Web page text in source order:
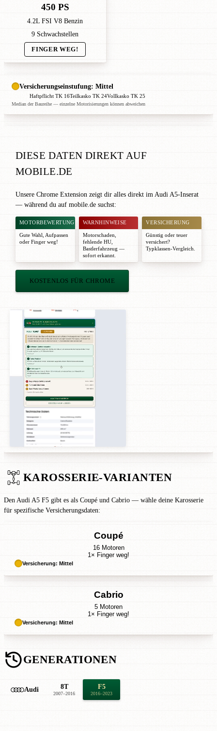
450 PS
4.2L FSI V8 Benzin
9 Schwachstellen
FINGER WEG!
Versicherungseinstufung: Mittel
Haftpflicht TK 16Teilkasko TK 24Vollkasko TK 25
Median der Baureihe — einzelne Motorisierungen können abweichen
DIESE DATEN DIREKT AUF
MOBILE.DE
Unsere Chrome Extension zeigt dir alles direkt im Audi A5-Inserat
— während du auf mobile.de suchst:
MOTORBEWERTUNG
Gute Wahl
Aufpassen
oder Finger weg!
WARNHINWEISE
Motorschaden,
fehlende HU,
Bastlerfahrzeug —
sofort erkannt.
VERSICHERUNG
Günstig oder teuer
versichert?
Typklassen-Vergleich.
KOSTENLOS FÜR CHROME
KAROSSERIE-VARIANTEN
Den Audi A5 F5 gibt es als Coupé und Cabrio — wähle deine Karosserie
für spezifische Versicherungsdaten:
Coupé
16 Motoren
1× Finger weg!
Versicherung: Mittel
Cabrio
5 Motoren
1× Finger weg!
Versicherung: Mittel
GENERATIONEN
Audi 8T
2007–2016
F5
2016–2023